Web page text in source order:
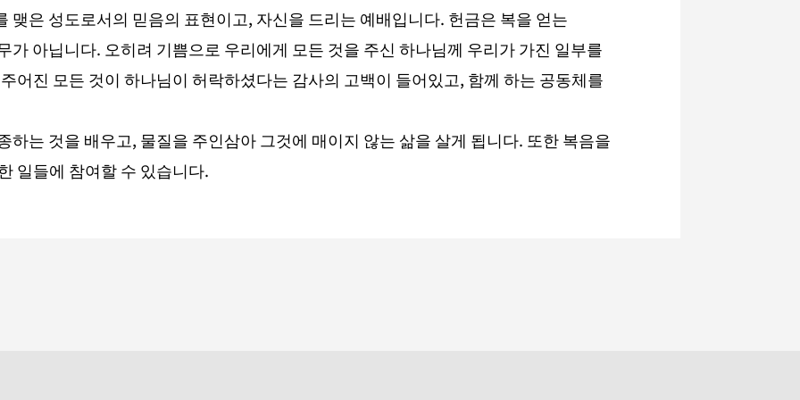
맺은 성도로서의 믿음의 표현이고, 자신을 드리는 예배입니다. 헌금은 복을 얻는
가 아닙니다. 오히려 기쁨으로 우리에게 모든 것을 주신 하나님께 우리가 가진 일부를
어진 모든 것이 하나님이 허락하셨다는 감사의 고백이 들어있고, 함께 하는 공동체를
하는 것을 배우고, 물질을 주인삼아 그것에 매이지 않는 삶을 살게 됩니다. 또한 복음을
일들에 참여할 수 있습니다.